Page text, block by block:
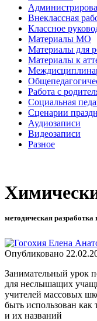
Внеклассная
Классное
Материалы МО
Материалы для
Материалы к
Работа с
Социальная
Сценарии
Аудиозаписи
Видеозаписи
Разное
методическая
Опубликовано
Занимательный урок
для неслышащих
учителей массовых
быть использован
и их названий